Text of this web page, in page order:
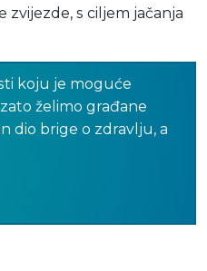
s ciljem jačanja
koju je moguće
želimo građane
dio brige o zdravlju, a